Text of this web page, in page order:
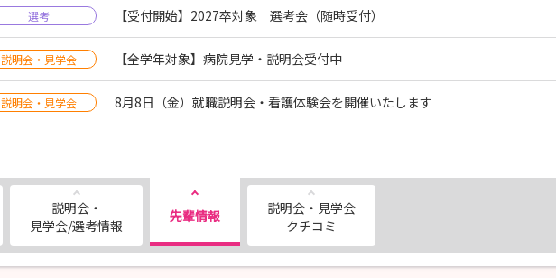
選考 【受付開始】2027卒対象 選考会（随時受付）
説明会・見学会 【全学年対象】病院見学・説明会受付中
説明会・見学会 8月8日（金）就職説明会・看護体験会を開催いたします
説明会・
見学会/選考情報
先輩情報
説明会・見学会
クチコミ